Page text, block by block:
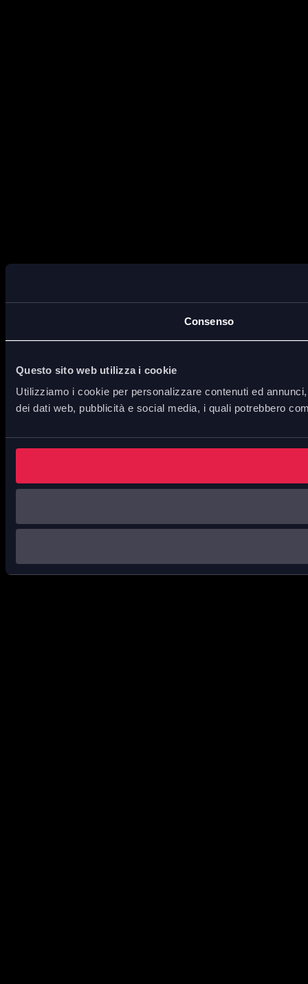
Consenso
Questo sito web utilizza i cookie
Utilizziamo i cookie per personalizzare contenuti ed
dei dati web, pubblicità e social media, i quali potrebbero